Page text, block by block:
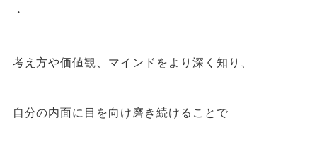
・
考え方や価値観、マインドをより深く知り、
自分の内面に目を向け磨き続けることで